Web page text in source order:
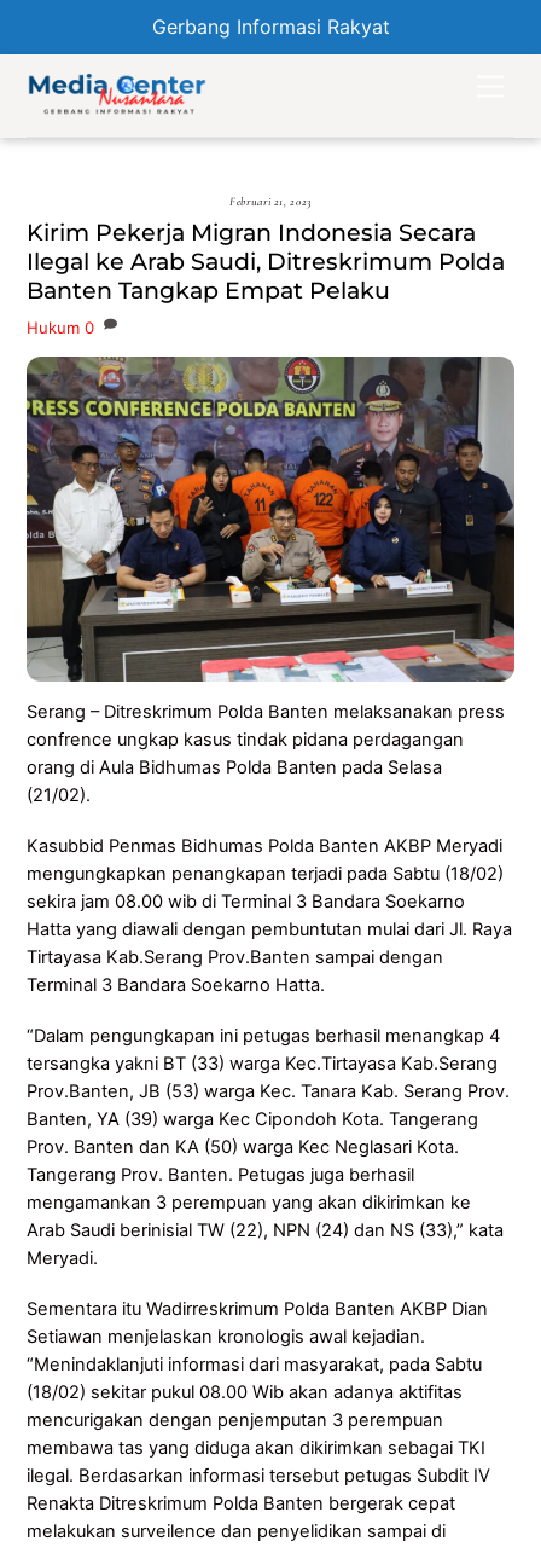
Gerbang Informasi Rakyat
content
Februari 21, 2023
Kirim Pekerja Migran Indonesia Secara
Ilegal ke Arab Saudi, Ditreskrimum Polda
Banten Tangkap Empat Pelaku
Hukum 0
Serang – Ditreskrimum Polda Banten melaksanakan press
confrence ungkap kasus tindak pidana perdagangan
orang di Aula Bidhumas Polda Banten pada Selasa
(21/02).
Kasubbid Penmas Bidhumas Polda Banten AKBP Meryadi
mengungkapkan penangkapan terjadi pada Sabtu (18/02)
sekira jam 08.00 wib di Terminal 3 Bandara Soekarno
Hatta yang diawali dengan pembuntutan mulai dari Jl. Raya
Tirtayasa Kab.Serang Prov.Banten sampai dengan
Terminal 3 Bandara Soekarno Hatta.
“Dalam pengungkapan ini petugas berhasil menangkap 4
tersangka yakni BT (33) warga Kec.Tirtayasa Kab.Serang
Prov.Banten, JB (53) warga Kec. Tanara Kab. Serang Prov.
Banten, YA (39) warga Kec Cipondoh Kota. Tangerang
Prov. Banten dan KA (50) warga Kec Neglasari Kota.
Tangerang Prov. Banten. Petugas juga berhasil
mengamankan 3 perempuan yang akan dikirimkan ke
Arab Saudi berinisial TW (22), NPN (24) dan NS (33),” kata
Meryadi.
Sementara itu Wadirreskrimum Polda Banten AKBP Dian
Setiawan menjelaskan kronologis awal kejadian.
“Menindaklanjuti informasi dari masyarakat, pada Sabtu
(18/02) sekitar pukul 08.00 Wib akan adanya aktifitas
mencurigakan dengan penjemputan 3 perempuan
membawa tas yang diduga akan dikirimkan sebagai TKI
ilegal. Berdasarkan informasi tersebut petugas Subdit IV
Renakta Ditreskrimum Polda Banten bergerak cepat
melakukan surveilence dan penyelidikan sampai di